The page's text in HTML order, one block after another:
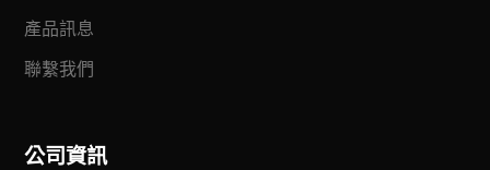
產品訊息
聯繫我們
公司資訊